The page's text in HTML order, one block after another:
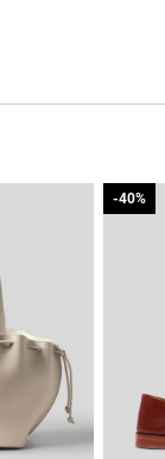
-40%
-40%